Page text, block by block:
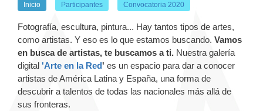
Inicio Participantes Convocatoria 2020
Fotografía, escultura, pintura... Hay tantos tipos de artes,
como artistas. Y eso es lo que estamos buscando. Vamos
en busca de artistas, te buscamos a ti. Nuestra galería
digital 'Arte en la Red' es un espacio para dar a conocer
artistas de América Latina y España, una forma de
descubrir a talentos de todas las nacionales más allá de
sus fronteras.